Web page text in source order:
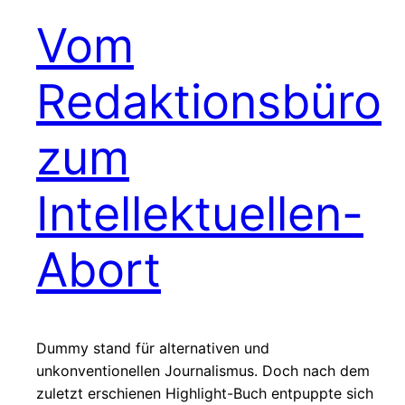
Vom
Redaktionsbüro
zum
Intellektuellen-
Abort
Dummy stand für alternativen und
unkonventionellen Journalismus. Doch nach dem
zuletzt erschienen Highlight-Buch entpuppte sich